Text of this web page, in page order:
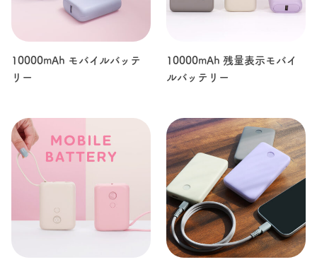
10000mAh モバイルバッテ
リー
10000mAh 残量表示モバイ
ルバッテリー